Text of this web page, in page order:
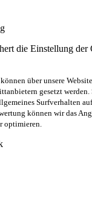
die Einstellung
über unsere
gesetzt werden.
Surfverhalten
können wir das
optimieren.